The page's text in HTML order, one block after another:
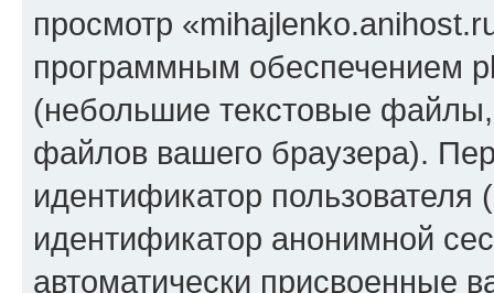
просмотр
программным обеспечением
(небольшие текстовые
файлов вашего браузера).
идентификатор
идентификатор анонимной
автоматически присвоенные